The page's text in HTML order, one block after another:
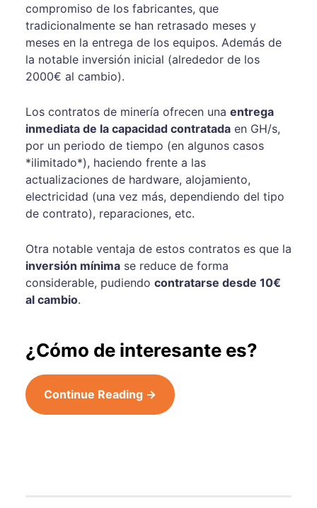
compromiso de los fabricantes, que
tradicionalmente se han retrasado meses y
meses en la entrega de los equipos. Además de
la notable inversión inicial (alrededor de los
2000€ al cambio).
Los contratos de minería ofrecen una entrega
inmediata de la capacidad contratadaen GH/s,
por un periodo de tiempo (en algunos casos
*ilimitado*), haciendo frente a las
actualizaciones de hardware, alojamiento,
electricidad (una vez más, dependiendo del tipo
de contrato), reparaciones, etc.
Otra notable ventaja de estos contratos es que la
inversión mínimase reduce de forma
considerable, pudiendo contratarse desde 10€
al cambio.
¿Cómo de interesante es?
Continue Reading →